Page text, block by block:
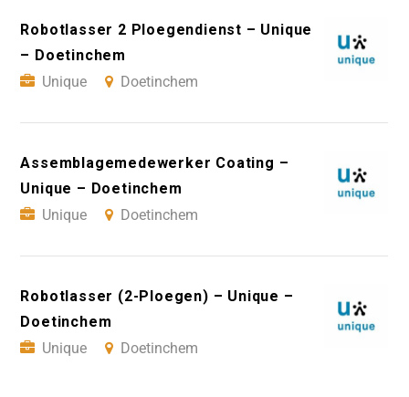
Robotlasser 2 Ploegendienst – Unique
– Doetinchem
Unique
Doetinchem
Assemblagemedewerker Coating –
Unique – Doetinchem
Unique
Doetinchem
Robotlasser (2-Ploegen) – Unique –
Doetinchem
Unique
Doetinchem